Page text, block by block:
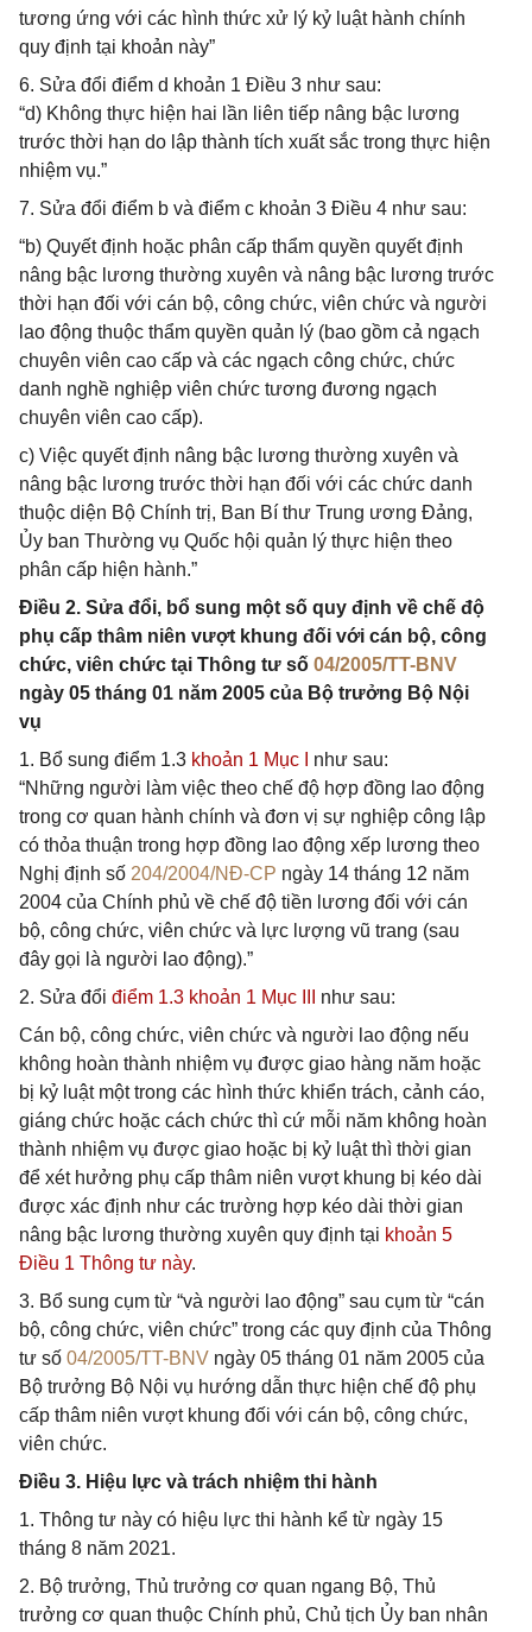
tương ứng với các hình thức xử lý kỷ luật hành chính
quy định tại khoản này”
6. Sửa đổi điểm d khoản 1 Điều 3 như sau:
“d) Không thực hiện hai lần liên tiếp nâng bậc lương
trước thời hạn do lập thành tích xuất sắc trong thực hiện
nhiệm vụ.”
7. Sửa đổi điểm b và điểm c khoản 3 Điều 4 như sau:
“b) Quyết định hoặc phân cấp thẩm quyền quyết định
nâng bậc lương thường xuyên và nâng bậc lương trước
thời hạn đối với cán bộ, công chức, viên chức và người
lao động thuộc thẩm quyền quản lý (bao gồm cả ngạch
chuyên viên cao cấp và các ngạch công chức, chức
danh nghề nghiệp viên chức tương đương ngạch
chuyên viên cao cấp).
c) Việc quyết định nâng bậc lương thường xuyên và
nâng bậc lương trước thời hạn đối với các chức danh
thuộc diện Bộ Chính trị, Ban Bí thư Trung ương Đảng,
Ủy ban Thường vụ Quốc hội quản lý thực hiện theo
phân cấp hiện hành.”
Điều 2. Sửa đổi, bổ sung một số quy định về chế độ
phụ cấp thâm niên vượt khung đối với cán bộ, công
chức, viên chức tại Thông tư số 04/2005/TT-BNV
ngày 05 tháng 01 năm 2005 của Bộ trưởng Bộ Nội
vụ
1. Bổ sung điểm 1.3 khoản 1 Mục I
như sau:
“Những người làm việc theo chế độ hợp đồng lao động
trong cơ quan hành chính và đơn vị sự nghiệp công lập
có thỏa thuận trong hợp đồng lao động xếp lương theo
Nghị định số 204/2004/NĐ-CP ngày 14 tháng 12 năm
2004 của Chính phủ về chế độ tiền lương đối với cán
bộ, công chức, viên chức và lực lượng vũ trang (sau
đây gọi là người lao động).”
2. Sửa đổi điểm 1.3 khoản 1 Mục III
như sau:
Cán bộ, công chức, viên chức và người lao động nếu
không hoàn thành nhiệm vụ được giao hàng năm hoặc
bị kỷ luật một trong các hình thức khiển trách, cảnh cáo,
giáng chức hoặc cách chức thì cứ mỗi năm không hoàn
thành nhiệm vụ được giao hoặc bị kỷ luật thì thời gian
để xét hưởng phụ cấp thâm niên vượt khung bị kéo dài
được xác định như các trường hợp kéo dài thời gian
nâng bậc lương thường xuyên quy định tại khoản 5
Điều 1 Thông tư này.
3. Bổ sung cụm từ “và người lao động” sau cụm từ “cán
bộ, công chức, viên chức” trong các quy định của Thông
tư số 04/2005/TT-BNV ngày 05 tháng 01 năm 2005 của
Bộ trưởng Bộ Nội vụ hướng dẫn thực hiện chế độ phụ
cấp thâm niên vượt khung đối với cán bộ, công chức,
viên chức.
Điều 3. Hiệu lực và trách nhiệm thi hành
1. Thông tư này có hiệu lực thi hành kể từ ngày 15
tháng 8 năm 2021.
2. Bộ trưởng, Thủ trưởng cơ quan ngang Bộ, Thủ
trưởng cơ quan thuộc Chính phủ, Chủ tịch Ủy ban nhân